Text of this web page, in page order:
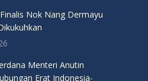
Nok Nang Dermayu
Menteri Anutin
Erat Indonesia-